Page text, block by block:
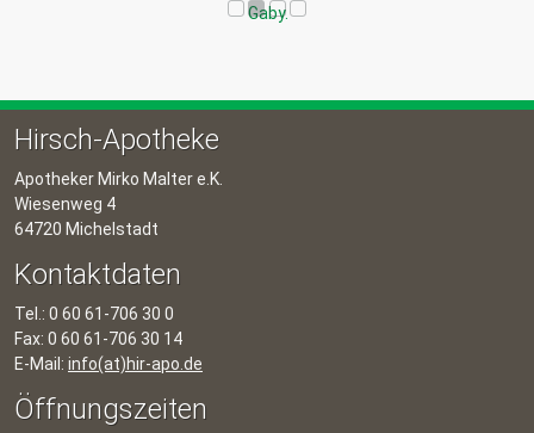
Hirsch-Apotheke
Apotheker Mirko Malter e.K.
Wiesenweg 4
64720 Michelstadt
Kontaktdaten
Tel.: 0 60 61-706 30 0
Fax: 0 60 61-706 30 14
E-Mail: info(at)hir-apo.de
Öffnungszeiten